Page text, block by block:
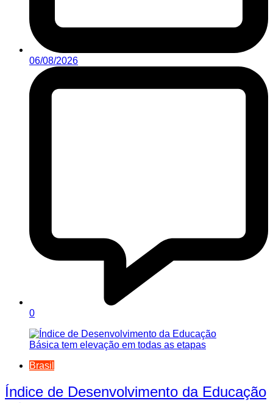
06/08/2026
0
Brasil
Índice de Desenvolvimento da Educação